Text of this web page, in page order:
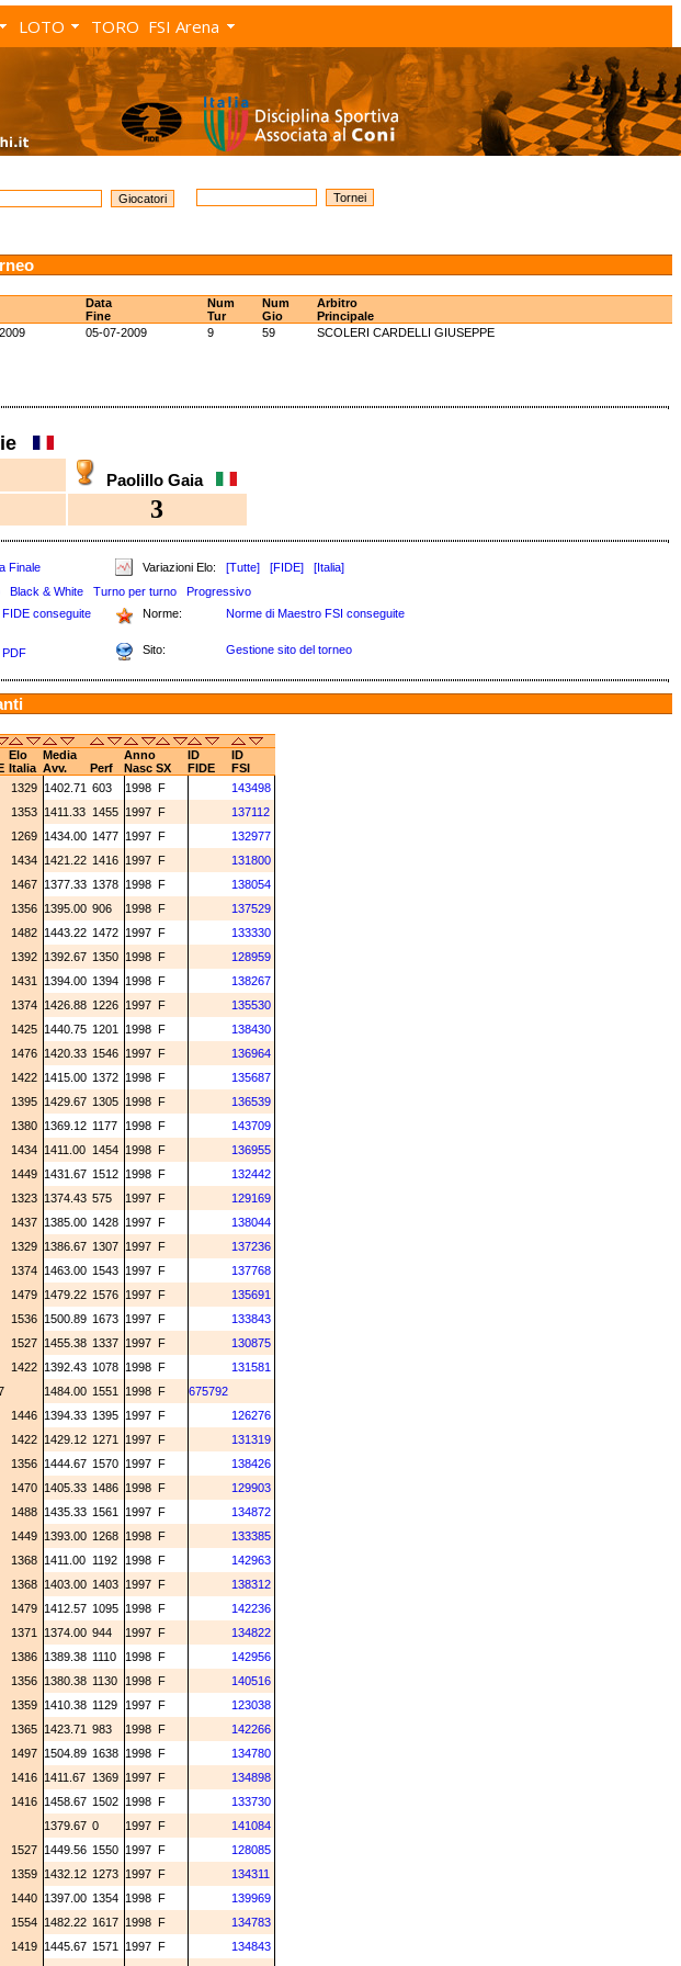
LOTO TORO FSI Arena
Data
Fine
Num
Tur
Num
Gio
Arbitro
Principale
05-07-2009 9 59
SCOLERI CARDELLI GIUSEPPE
Paolillo Gaia
3
Finale Variazioni Elo: [Tutte] [FIDE]
[Italia]
Black & White Turno per turno
Progressivo
conseguite Norme: Norme di Maestro FSI conseguite
PDF Sito: Gestione sito del torneo
Elo Media Anno ID
ID
Italia Avv. Perf Nasc SX FIDE
FSI
1329 1402.71 603 1998 F
143498
1353 1411.33 1455 1997 F
137112
1269 1434.00 1477 1997 F
132977
1434 1421.22 1416 1997 F
131800
1467 1377.33 1378 1998 F
138054
1356 1395.00 906 1998 F
137529
1482 1443.22 1472 1997 F
133330
1392 1392.67 1350 1998 F
128959
1431 1394.00 1394 1998 F
138267
1374 1426.88 1226 1997 F
135530
1425 1440.75 1201 1998 F
138430
1476 1420.33 1546 1997 F
136964
1422 1415.00 1372 1998 F
135687
1395 1429.67 1305 1998 F
136539
1380 1369.12 1177 1998 F
143709
1434 1411.00 1454 1998 F
136955
1449 1431.67 1512 1998 F
132442
1323 1374.43 575 1997 F
129169
1437 1385.00 1428 1997 F
138044
1329 1386.67 1307 1997 F
137236
1374 1463.00 1543 1997 F
137768
1479 1479.22 1576 1997 F
135691
1536 1500.89 1673 1997 F
133843
1527 1455.38 1337 1997 F
130875
1422 1392.43 1078 1998 F
131581
1484.00 1551 1998 F
675792
1446 1394.33 1395 1997 F
126276
1422 1429.12 1271 1997 F
131319
1356 1444.67 1570 1997 F
138426
1470 1405.33 1486 1998 F
129903
1488 1435.33 1561 1997 F
134872
1449 1393.00 1268 1998 F
133385
1368 1411.00 1192 1998 F
142963
1368 1403.00 1403 1997 F
138312
1479 1412.57 1095 1998 F
142236
1371 1374.00 944 1997 F
134822
1386 1389.38 1110 1998 F
142956
1356 1380.38 1130 1998 F
140516
1359 1410.38 1129 1997 F
123038
1365 1423.71 983 1998 F
142266
1497 1504.89 1638 1998 F
134780
1416 1411.67 1369 1997 F
134898
1416 1458.67 1502 1998 F
133730
1379.67 0 1997 F
141084
1527 1449.56 1550 1997 F
128085
1359 1432.12 1273 1997 F
134311
1440 1397.00 1354 1998 F
139969
1554 1482.22 1617 1998 F
134783
1419 1445.67 1571 1997 F
134843